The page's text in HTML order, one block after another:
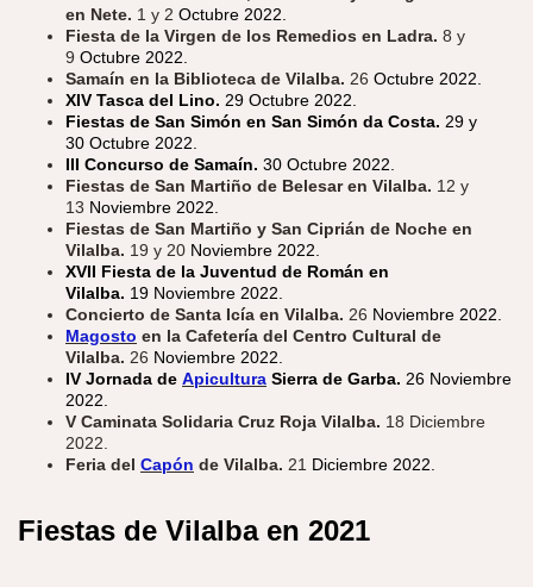
en Nete. 1 y 2 Octubre 2022.
Fiesta de la Virgen de los Remedios en Ladra. 8 y
9 Octubre 2022.
Samaín en la Biblioteca de Vilalba. 26 Octubre 2022.
XIV Tasca del Lino. 29 Octubre 2022.
Fiestas de San Simón en San Simón da Costa. 29 y
30 Octubre 2022.
III Concurso de Samaín. 30 Octubre 2022.
Fiestas de San Martiño de Belesar en Vilalba. 12 y
13 Noviembre 2022.
Fiestas de San Martiño y San Ciprián de Noche en
Vilalba. 19 y 20 Noviembre 2022.
XVII Fiesta de la Juventud de Román en
Vilalba. 19 Noviembre 2022.
Concierto de Santa Icía en Vilalba. 26 Noviembre 2022.
Magosto en la Cafetería del Centro Cultural de
Vilalba. 26 Noviembre 2022.
IV Jornada de Apicultura Sierra de Garba. 26 Noviembre
2022.
V Caminata Solidaria Cruz Roja Vilalba. 18 Diciembre
2022.
Feria del Capón de Vilalba. 21 Diciembre 2022.
Fiestas de Vilalba en 2021